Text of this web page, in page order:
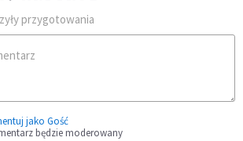
przygotowania
jako Gość
będzie moderowany